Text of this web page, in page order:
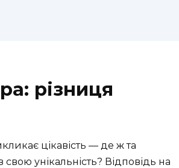
різниця
цікавість — де ж та
унікальність? Відповідь на